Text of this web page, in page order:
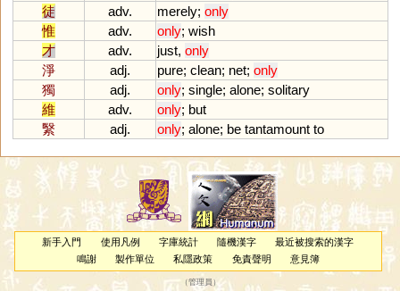
徒
adv. merely; only
惟
adv. only; wish
才
adv. just, only
淨
adj. pure; clean; net; only
獨
adj. only; single; alone; solitary
維
adv. only; but
繄
adj. only; alone; be tantamount to
新手入門 使用凡例 字庫統計 隨機漢字
最近被搜索的漢字
鳴謝
製作單位 私隱政策 免責聲明 意見簿
（管理員 ）